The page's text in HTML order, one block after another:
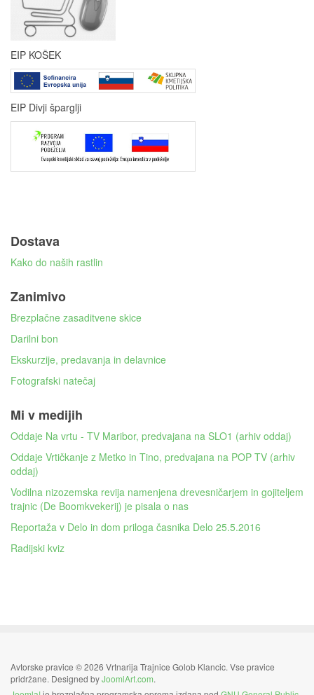
EIP KOŠEK
EIP Divji šparglji
Dostava
Kako do naših rastlin
Zanimivo
Brezplačne zasaditvene skice
Darilni bon
Ekskurzije, predavanja in delavnice
Fotografski natečaj
Mi v medijih
Oddaje Na vrtu - TV Maribor, predvajana na SLO1 (arhiv oddaj)
Oddaje Vrtičkanje z Metko in Tino, predvajana na POP TV (arhiv
oddaj)
Vodilna nizozemska revija namenjena drevesničarjem in gojiteljem
trajnic (De Boomkvekerij) je pisala o nas
Reportaža v Delo in dom priloga časnika Delo 25.5.2016
Radijski kviz
Avtorske pravice © 2026 Vrtnarija Trajnice Golob Klancic. Vse pravice
pridržane. Designed byJoomlArt.com.